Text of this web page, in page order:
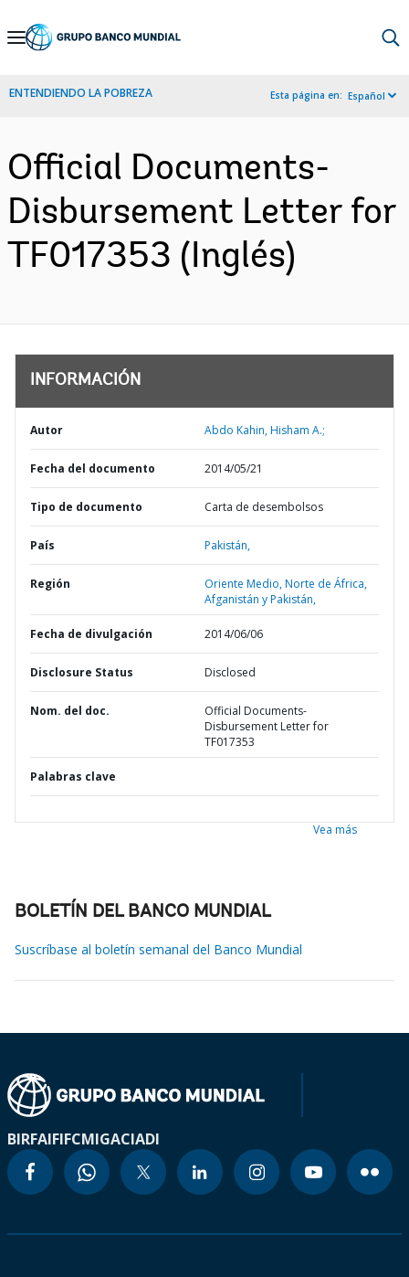
Skip
Navigation
ENTENDIENDO LA POBREZA Esta página en: Español
Official Documents-
Disbursement Letter for
TF017353 (Inglés)
INFORMACIÓN
Autor Abdo Kahin, Hisham A.;
Fecha del documento 2014/05/21
Tipo de documento Carta de desembolsos
País Pakistán,
Región
Oriente Medio, Norte de África,
Afganistán y Pakistán,
Fecha de divulgación 2014/06/06
Disclosure Status Disclosed
Nom. del doc.
Official Documents-
Disbursement Letter for
TF017353
Palabras clave
Vea más
BOLETÍN DEL BANCO MUNDIAL
Suscríbase al boletín semanal del Banco Mundial
BIRFAIFIFCMIGACIADI